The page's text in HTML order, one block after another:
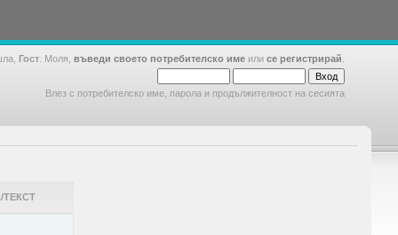
Гост . Моля, въведи своето потребителско име или се регистрирай
Влез с потребителско име, парола и продължителност на сесията